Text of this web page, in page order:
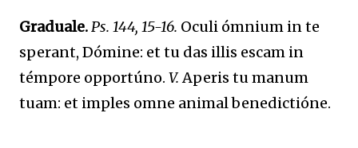
Graduale.Ps. 144, 15-16. Oculi ómnium in te
sperant, Dómine: et tu das illis escam in
témpore opportúno. V.Aperis tu manum
tuam: et imples omne animal benedictióne.